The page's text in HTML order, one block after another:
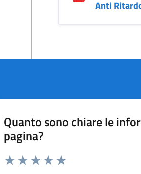
Anti
Quanto sono chiare le
pagina?
Valuta da 1 a 5 stelle la pagina